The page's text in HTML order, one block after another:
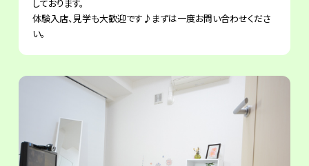
しております。
体験入店、見学も大歓迎です♪まずは一度お問い合わせくださ
い。